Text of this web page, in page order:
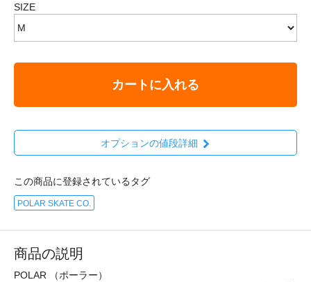
SIZE
カートに入れる
オプションの値段詳細
この商品に登録されているタグ
POLAR SKATE CO.
商品の説明
POLAR （ポーラー）